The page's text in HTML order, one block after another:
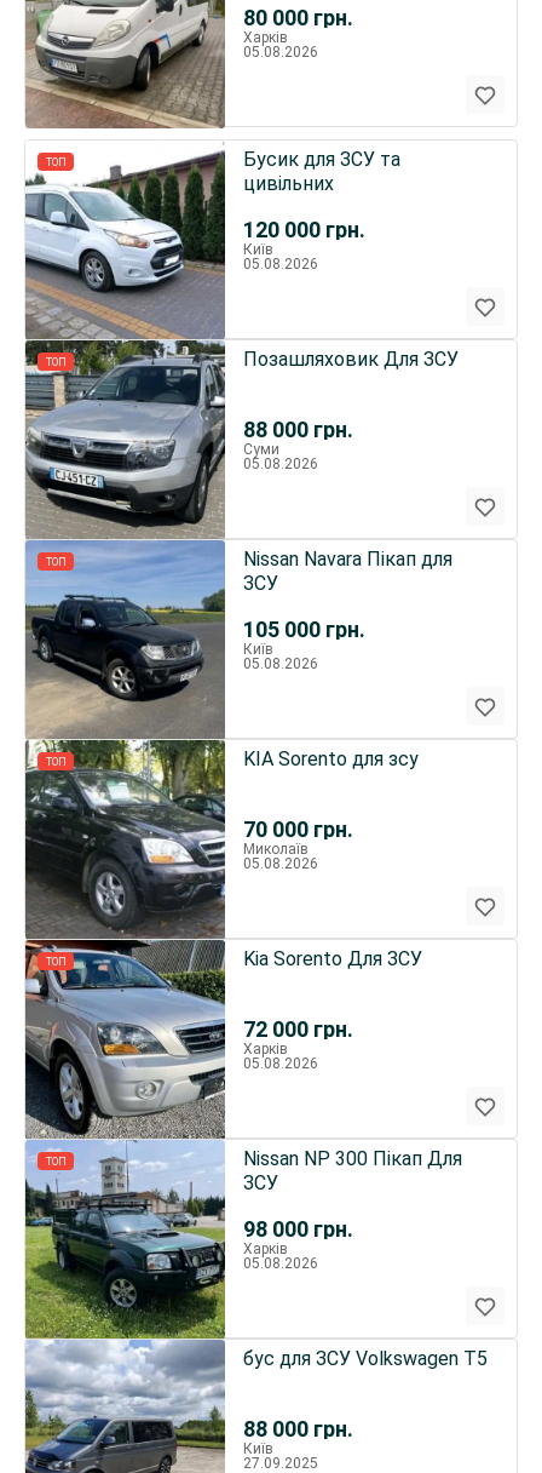
80 000 грн.
Харків
05.08.2026
ТОП
120 000 грн.
Бусик для ЗСУ та
цивільних
Київ
05.08.2026
ТОП
88 000 грн.
Позашляховик Для ЗСУ
Суми
05.08.2026
ТОП
105 000 грн.
Nissan Navara Пікап для
ЗСУ
Київ
05.08.2026
ТОП
70 000 грн.
KIA Sorento для зсу
Миколаїв
05.08.2026
ТОП
72 000 грн.
Kia Sorento Для ЗСУ
Харків
05.08.2026
ТОП
98 000 грн.
Nissan NP 300 Пікап Для
ЗСУ
Харків
05.08.2026
88 000 грн.
бус для ЗСУ Volkswagen T5
Київ
27.09.2025